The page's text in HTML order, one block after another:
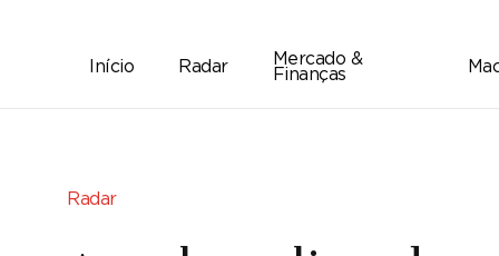
Início Radar
Mercado &
Finanças
Radar